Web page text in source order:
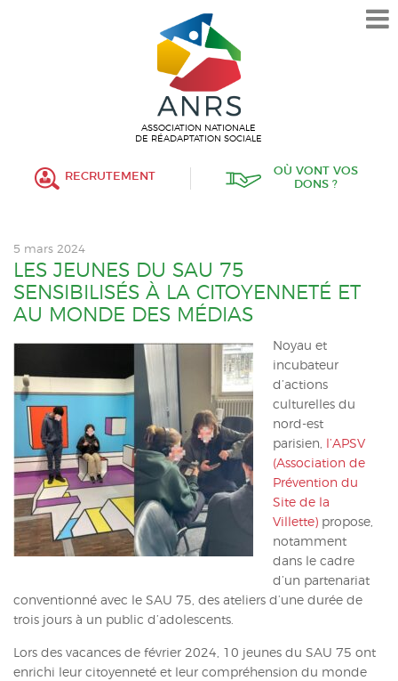
L’ASSOCIATION
HISTORIQUE
VALEURS ET ENGAGEMENT
ASSOCIATIF
FONCTIONNEMENT
POLITIQUE RH
ÉTABLISSEMENTS SERVICES
PROTECTION DE L’ENFANCE
INSERTION
ACTUALITÉS
CONTACT
INTRANET
ASSOCIATION NATIONALE
DE RÉADAPTATION SOCIALE
RECRUTEMENT
OÙ VONT VOS
DONS ?
5 mars 2024
LES JEUNES DU SAU 75
SENSIBILISÉS À LA CITOYENNETÉ ET
AU MONDE DES MÉDIAS
Noyau et
incubateur
d’actions
culturelles du
nord-est
parisien, l’APSV
(Association de
Prévention du
Site de la
Villette)propose,
notamment
dans le cadre
d’un partenariat
conventionné avec le SAU 75, des ateliers d’une durée de
trois jours à un public d’adolescents.
Lors des vacances de février 2024, 10 jeunes du SAU 75 ont
enrichi leur citoyenneté et leur compréhension du monde